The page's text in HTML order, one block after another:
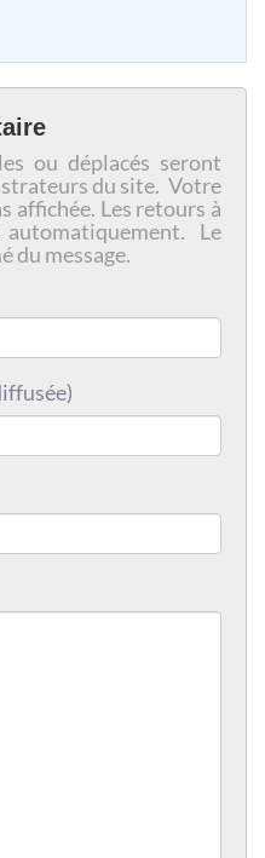
ou déplacés seront
du site. Votre
affichée. Les retours à
automatiquement. Le
du message.